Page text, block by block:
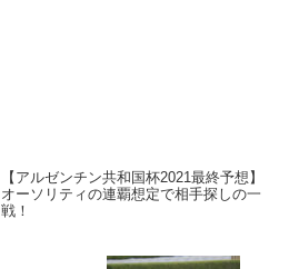
【アルゼンチン共和国杯2021最終予想】
オーソリティの連覇想定で相手探しの一
戦！